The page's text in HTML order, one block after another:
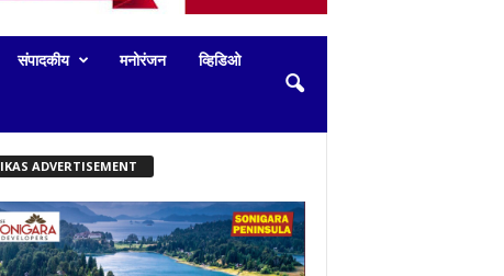
संपादकीय मनोरंजन व्हिडिओ
ADVERTISEMENT